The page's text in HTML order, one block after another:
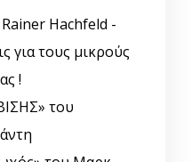
Hachfeld -
για τους μικρούς
!
του